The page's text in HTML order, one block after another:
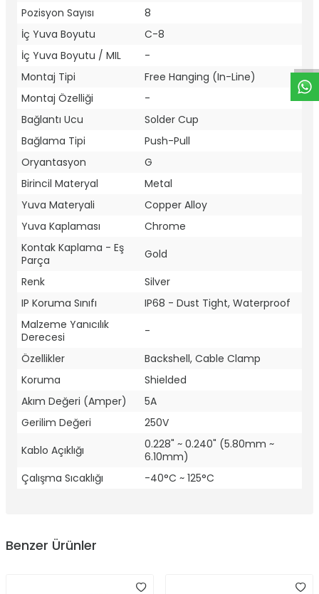
Pozisyon Sayısı
8
İç Yuva Boyutu
C-8
İç Yuva Boyutu / MIL
-
Montaj Tipi
Free Hanging (In-Line)
Montaj Özelliği
-
Bağlantı Ucu
Solder Cup
Bağlama Tipi
Push-Pull
Oryantasyon
G
Birincil Materyal
Metal
Yuva Materyali
Copper Alloy
Yuva Kaplaması
Chrome
Kontak Kaplama - Eş
Parça
Gold
Renk
Silver
IP Koruma Sınıfı
IP68 - Dust Tight, Waterproof
Malzeme Yanıcılık
Derecesi
-
Özellikler
Backshell, Cable Clamp
Koruma
Shielded
Akım Değeri (Amper)
5A
Gerilim Değeri
250V
Kablo Açıklığı
0.228" ~ 0.240" (5.80mm ~
6.10mm)
Çalışma Sıcaklığı
-40°C ~ 125°C
Benzer Ürünler